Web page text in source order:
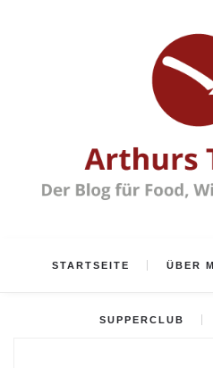
STARTSEITE ÜBER
SUPPERCLUB